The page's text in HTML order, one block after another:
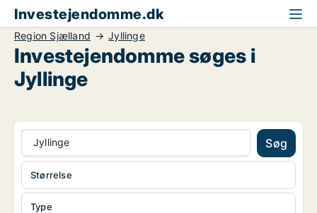
Investejendomme.dk
Region Sjælland Jyllinge
Investejendomme søges i
Jyllinge
Jyllinge Søg
Type
Størrelse